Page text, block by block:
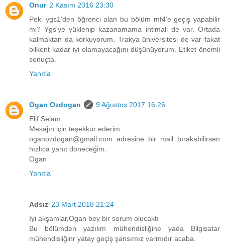
Onur 2 Kasım 2016 23:30
Peki ygs1'den öğrenci alan bu bölüm mf4'e geçiş yapabilir
mi? Ygs'ye yüklenip kazanamama ihtimali de var. Ortada
kalmaktan da korkuyorum. Trakya üniversitesi de var fakat
bilkent kadar iyi olamayacağını düşünüyorum. Etiket önemli
sonuçta.
Yanıtla
Ogan Ozdogan
9 Ağustos 2017 16:26
Elif Selam,
Mesajın için teşekkür ederim.
oganozdogan@gmail.com adresine bir mail bırakabilirsen
hızlıca yanıt döneceğim.
Ogan
Yanıtla
Adsız 23 Mart 2018 21:24
İyi akşamlar,Ogan bey bir sorum olucaktı
Bu bölümden yazılım mühendisliğine yada Bilgisatar
mühendisliğinr yatay geçiş şansımız varmıdır acaba.